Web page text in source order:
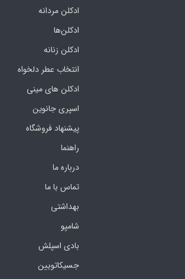
ادکلن مردانه
ادکلن‌ها
ادکلن زنانه
انتخاب عطر دلخواه
ادکلن های مینی
اسپری جانوین
پیشنهاد فروشگاه
راهنما
درباره ما
تماس با ما
بهداشتی
شامپو
بادی اسپلش
جسیکاتویین